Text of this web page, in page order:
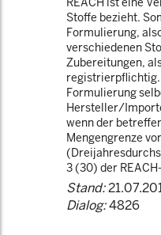
Stoffe bezieht.
Formulierung,
verschiedenen
Zubereitungen,
registrierpflichtig.
Formulierung
Hersteller/
wenn der
Mengengrenze
3 (30) der
Stand:
Dialog:4826